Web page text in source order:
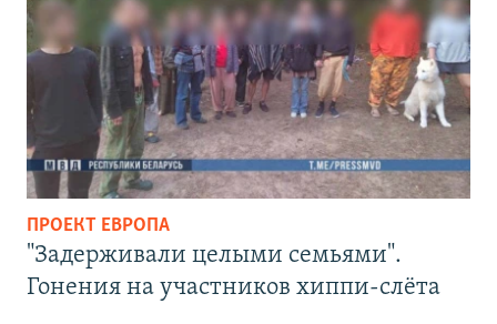
ПРОЕКТ ЕВРОПА
"Задерживали целыми семьями".
Гонения на участников хиппи-слёта